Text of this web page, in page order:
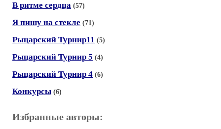
В ритме сердца (57)
Я пишу на стекле (71)
Рыцарский Турнир11 (5)
Рыцарский Турнир 5 (4)
Рыцарский Турнир 4 (6)
Конкурсы (6)
Избранные авторы: